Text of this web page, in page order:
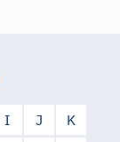
I J
K